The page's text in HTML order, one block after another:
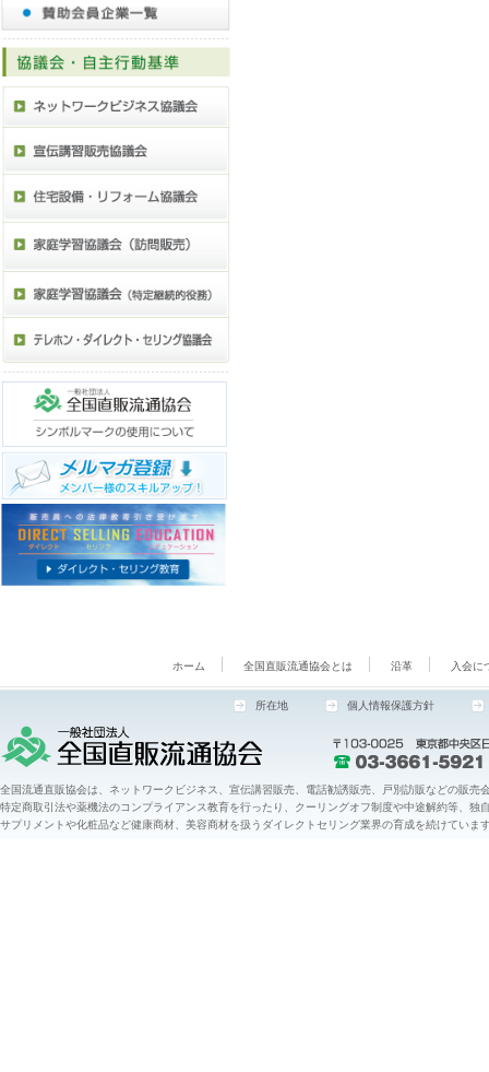
ホーム 全国直販流通協会とは 沿革 入会に
所在地 個人情報保護方針
全国流通直販協会は、ネットワークビジネス、宣伝講習販売、電話勧誘販売、戸別訪販などの販売
特定商取引法や薬機法のコンプライアンス教育を行ったり、クーリングオフ制度や中途解約等、
サプリメントや化粧品など健康商材、美容商材を扱うダイレクトセリング業界の育成を続けていま